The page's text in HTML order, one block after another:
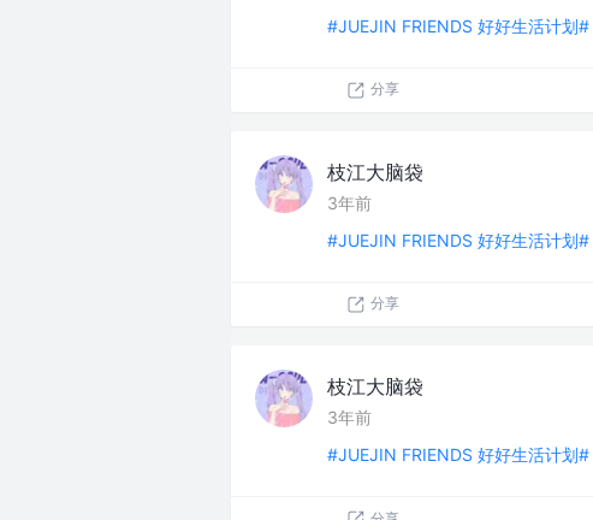
#JUEJIN FRIENDS 好好生活计划#
分享
枝江大脑袋
3年前
#JUEJIN FRIENDS 好好生活计划#
分享
枝江大脑袋
3年前
#JUEJIN FRIENDS 好好生活计划#